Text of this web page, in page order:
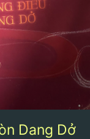
Dang Dở